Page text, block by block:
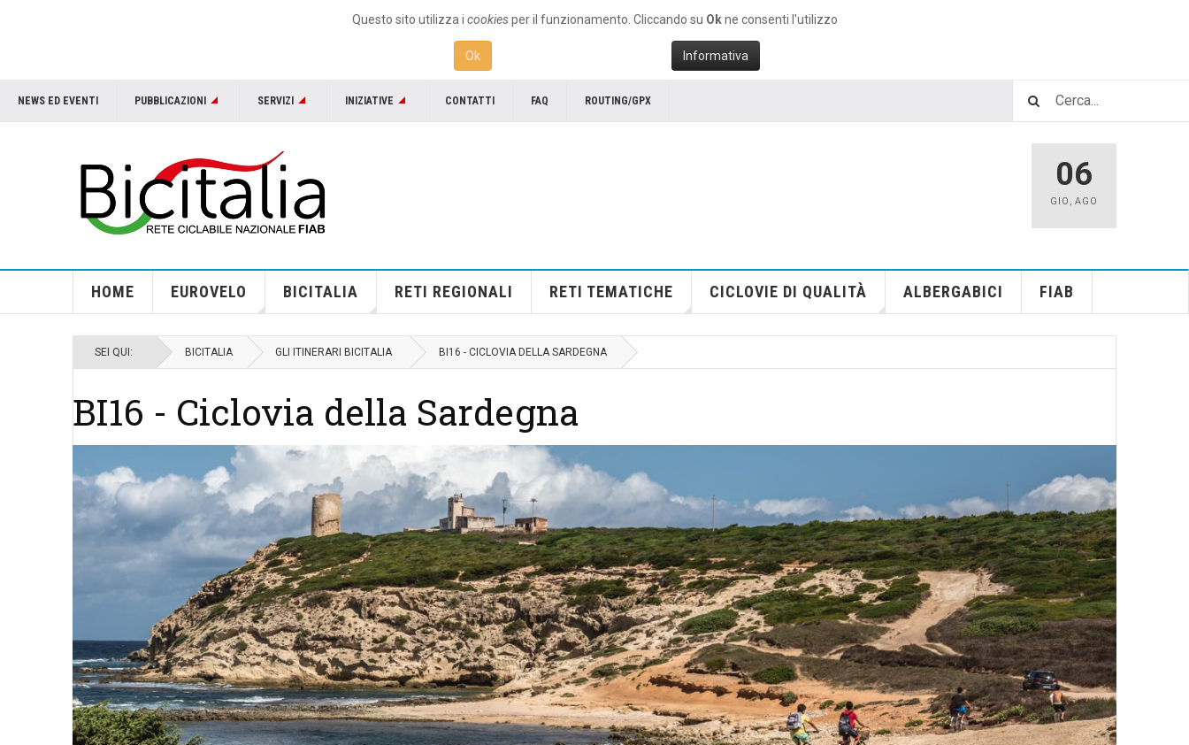
Questo sito utilizza i cookiesper il funzionamento. Cliccando su Okne consenti l'utilizzo
Ok Informativa
NEWS ED EVENTI PUBBLICAZIONI SERVIZI INIZIATIVE CONTATTI FAQ ROUTING/GPX
06
GIO , AGO
HOME EUROVELO BICITALIA RETI REGIONALI RETI TEMATICHE CICLOVIE DI QUALITÀ ALBERGABICI FIAB
SEI QUI: BICITALIA GLI ITINERARI BICITALIA BI16 - CICLOVIA DELLA SARDEGNA
BI16 - Ciclovia della Sardegna